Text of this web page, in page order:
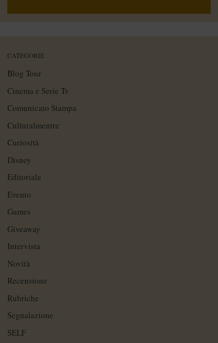
CATEGORIE
Blog Tour
Cinema e Serie Tv
Comunicato Stampa
Culturalmentre
Curiosità
Disney
Editoriale
Evento
Games
Giveaway
Intervista
Novità
Recensione
Rubriche
Segnalazione
SELF